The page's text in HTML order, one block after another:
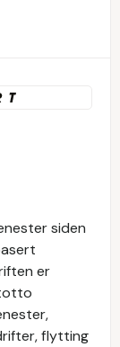
siden
er
flytting